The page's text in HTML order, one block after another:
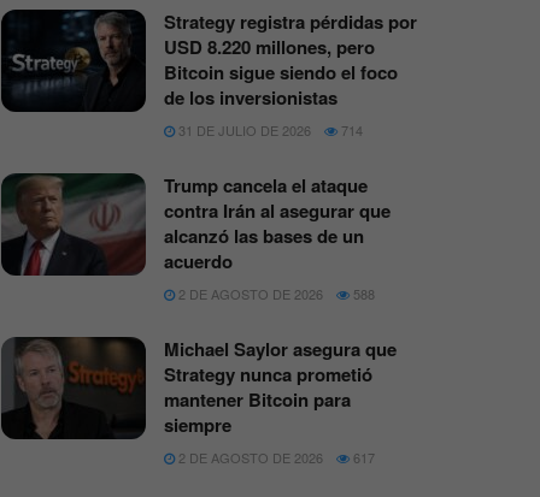
Strategy registra pérdidas por
USD 8.220 millones, pero
Bitcoin sigue siendo el foco
de los inversionistas
31 DE JULIO DE 2026 714
Trump cancela el ataque
contra Irán al asegurar que
alcanzó las bases de un
acuerdo
2 DE AGOSTO DE 2026 588
Michael Saylor asegura que
Strategy nunca prometió
mantener Bitcoin para
siempre
2 DE AGOSTO DE 2026 617